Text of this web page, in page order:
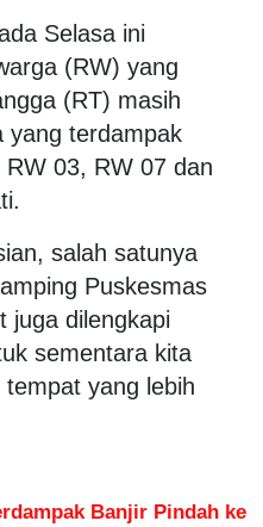
Selasa ini
(RW) yang
(RT) masih
yang terdampak
03, RW 07 dan
salah satunya
Puskesmas
juga dilengkapi
sementara kita
yang lebih
Banjir Pindah ke